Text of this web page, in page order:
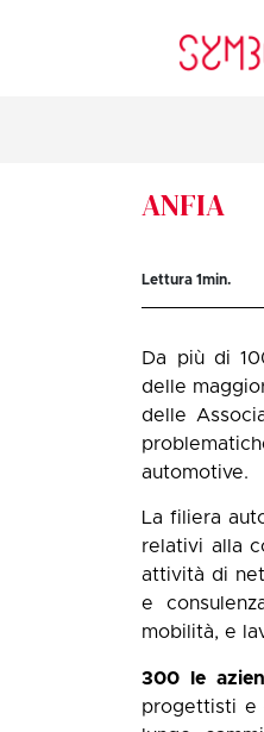
ANFIA
Lettura1min.
Da più di
delle
delle
automotive.
La filiera
relativi alla
attività di
e
mobilità, e
300 le
progettisti e